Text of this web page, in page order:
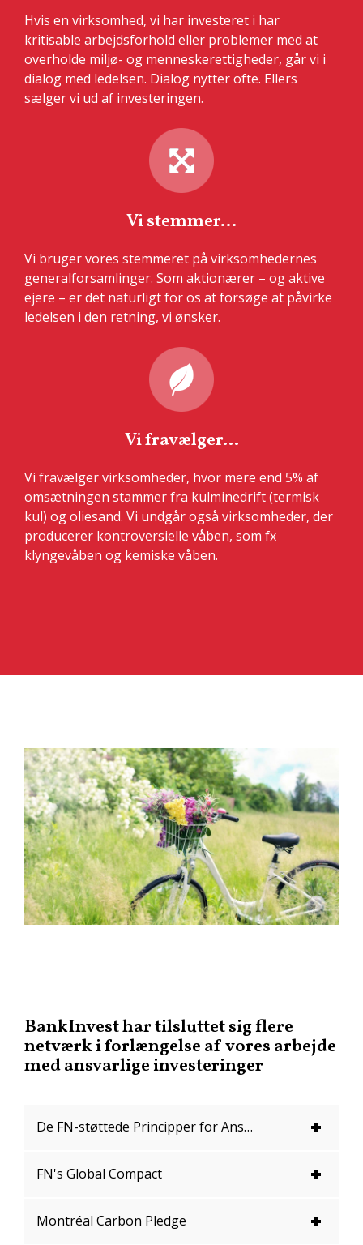
Hvis en virksomhed, vi har investeret i har
kritisable arbejdsforhold eller problemer med at
overholde miljø- og menneskerettigheder, går vi i
dialog med ledelsen. Dialog nytter ofte. Ellers
sælger vi ud af investeringen.
Vi stemmer...
Vi bruger vores stemmeret på virksomhedernes
generalforsamlinger. Som aktionærer – og aktive
ejere – er det naturligt for os at forsøge at påvirke
ledelsen i den retning, vi ønsker.
Vi fravælger...
Vi fravælger virksomheder, hvor mere end 5% af
omsætningen stammer fra kulminedrift (termisk
kul) og oliesand. Vi undgår også virksomheder, der
producerer kontroversielle våben, som fx
klyngevåben og kemiske våben.
BankInvest har tilsluttet sig flere
netværk i forlængelse af vores arbejde
med ansvarlige investeringer
De FN-støttede Principper for Ansvarlige Investeringer
FN's Global Compact
Montréal Carbon Pledge